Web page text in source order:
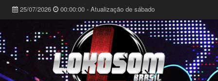
25/07/2026 00:00:00 - Atualização de sábado